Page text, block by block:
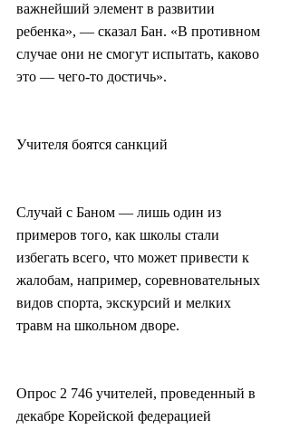
важнейший элемент в развитии
ребенка», — сказал Бан. «В противном
случае они не смогут испытать, каково
это — чего-то достичь».
Учителя боятся санкций
Случай с Баном — лишь один из
примеров того, как школы стали
избегать всего, что может привести к
жалобам, например, соревновательных
видов спорта, экскурсий и мелких
травм на школьном дворе.
Опрос 2 746 учителей, проведенный в
декабре Корейской федерацией